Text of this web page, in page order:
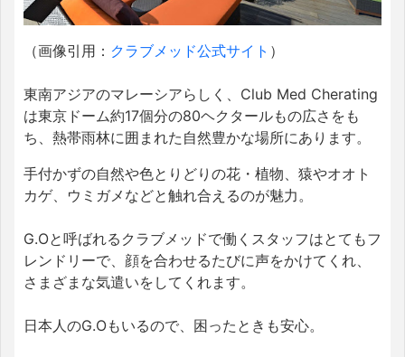
（画像引用： クラブメッド公式サイト ）
東南アジアのマレーシアらしく、Club Med Cherating
は東京ドーム約17個分の80ヘクタールもの広さをも
ち、熱帯雨林に囲まれた自然豊かな場所にあります。
手付かずの自然や色とりどりの花・植物、猿やオオト
カゲ、ウミガメなどと触れ合えるのが魅力。
G.Oと呼ばれるクラブメッドで働くスタッフはとてもフ
レンドリーで、顔を合わせるたびに声をかけてくれ、
さまざまな気遣いをしてくれます。
日本人のG.Oもいるので、困ったときも安心。